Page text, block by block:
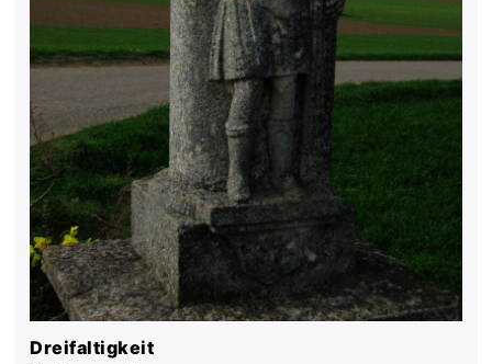
Dreifaltigkeit